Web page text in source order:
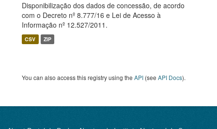
Disponibilização dos dados de concessão, de acordo
com o Decreto nº 8.777/16 e Lei de Acesso à
Informação nº 12.527/2011.
CSV ZIP
You can also access this registry using the API (see API Docs).